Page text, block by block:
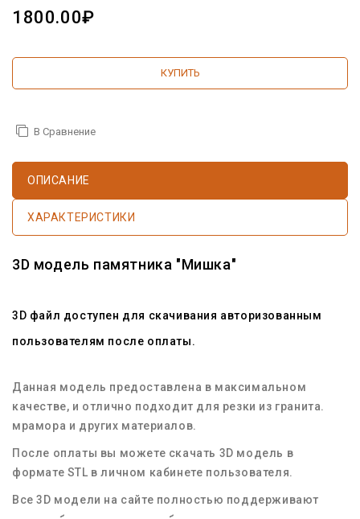
1800.00₽
КУПИТЬ
В Сравнение
ОПИСАНИЕ
ХАРАКТЕРИСТИКИ
3D модель памятника "Мишка"
3D файл доступен для скачивания авторизованным
пользователям после оплаты.
Данная модель предоставлена в максимальном
качестве, и отлично подходит для резки из гранита.
мрамора и других материалов.
После оплаты вы можете скачать 3D модель в
формате STL в личном кабинете пользователя.
Все 3D модели на сайте полностью поддерживают